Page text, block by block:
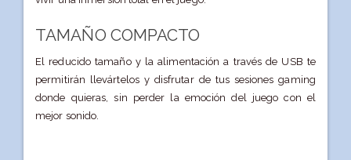
TAMAÑO COMPACTO
El reducido tamaño y la alimentación a través de USB te
permitirán llevártelos y disfrutar de tus sesiones gaming
donde quieras, sin perder la emoción del juego con el
mejor sonido.